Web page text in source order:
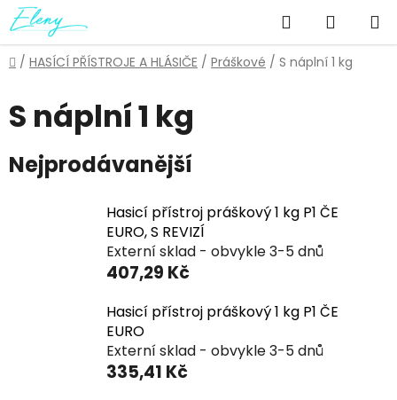
Přejít
na
obsah
Hledat
KOŠÍK
Domů
/ HASÍCÍ PŘÍSTROJE A HLÁSIČE / Práškové / S náplní 1 kg
S náplní 1 kg
Nejprodávanější
Hasicí přístroj práškový 1 kg P1 ČE
EURO, S REVIZÍ
Externí sklad - obvykle 3-5 dnů
407,29 Kč
Hasicí přístroj práškový 1 kg P1 ČE
EURO
Externí sklad - obvykle 3-5 dnů
335,41 Kč